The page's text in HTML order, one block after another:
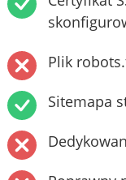
Plik
Sitemapa